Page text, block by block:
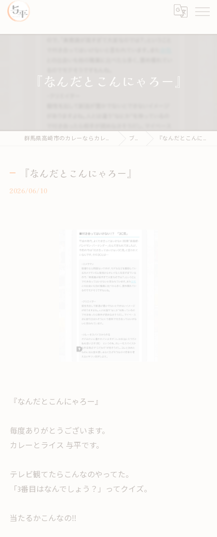
『なんだとこんにゃろー』
群馬県高崎市のカレーならカレーとライス 与平 ブログ 『なんだとこんにゃろー』
『なんだとこんにゃろー』
2026/06/10
『なんだとこんにゃろー』
毎度ありがとうございます。
カレーとライス 与平です。
テレビ観てたらこんなのやってた。
「3番目はなんでしょう？」ってクイズ。
当たるかこんなの‼︎